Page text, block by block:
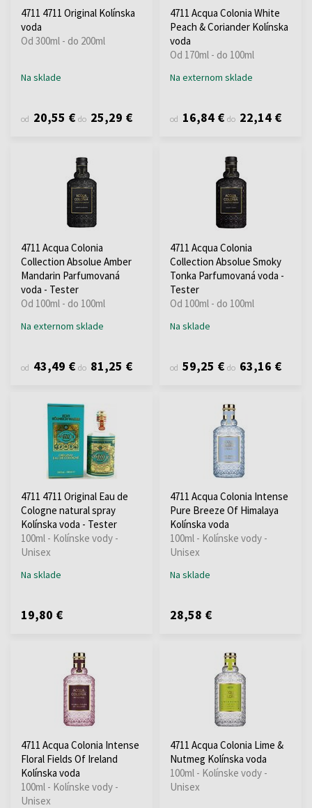
4711 4711 Original Kolínska
voda
Od 300ml - do 200ml
Na sklade
od 20,55 € do 25,29 €
4711 Acqua Colonia White
Peach & Coriander Kolínska
voda
Od 170ml - do 100ml
Na externom sklade
od 16,84 € do 22,14 €
4711 Acqua Colonia
Collection Absolue Amber
Mandarin Parfumovaná
voda - Tester
Od 100ml - do 100ml
Na externom sklade
od 43,49 € do 81,25 €
4711 Acqua Colonia
Collection Absolue Smoky
Tonka Parfumovaná voda -
Tester
Od 100ml - do 100ml
Na sklade
od 59,25 € do 63,16 €
4711 4711 Original Eau de
Cologne natural spray
Kolínska voda - Tester
100ml - Kolínske vody -
Unisex
Na sklade
19,80 €
4711 Acqua Colonia Intense
Pure Breeze Of Himalaya
Kolínska voda
100ml - Kolínske vody -
Unisex
Na sklade
28,58 €
4711 Acqua Colonia Intense
Floral Fields Of Ireland
Kolínska voda
100ml - Kolínske vody -
Unisex
4711 Acqua Colonia Lime &
Nutmeg Kolínska voda
100ml - Kolínske vody -
Unisex